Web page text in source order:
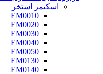
اسکیمر استخر
EM0010
EM0020
EM0030
EM0040
EM0050
EM0130
EM0140